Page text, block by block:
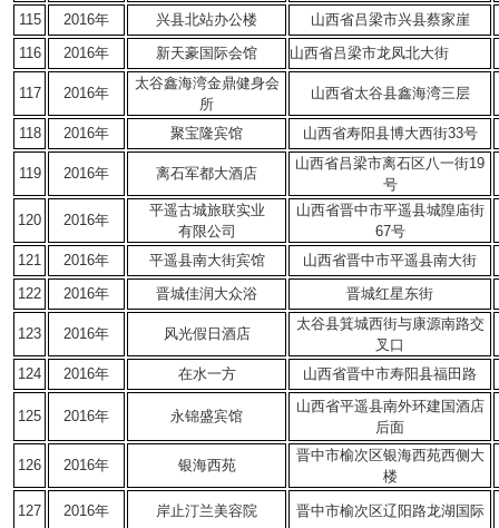
115
2016年 兴县北站办公楼
山西省吕梁市兴县蔡家崖
116
2016年 新天豪国际会馆 山西省吕梁市龙凤北大街
117 2016年
太谷鑫海湾金鼎健身会
所
山西省太谷县鑫海湾三层
118 2016年 聚宝隆宾馆 山西省寿阳县博大西街33号
119 2016年 离石军都大酒店
山西省吕梁市离石区八一街19
号
120 2016年
平遥古城旅联实业
有限公司
山西省晋中市平遥县城隍庙街
67号
121
2016年 平遥县南大街宾馆
山西省晋中市平遥县南大街
122
2016年 晋城佳润大众浴 晋城红星东街
123 2016年 风光假日酒店
太谷县箕城西街与康源南路交
叉口
124
2016年 在水一方 山西省晋中市寿阳县福田路
125 2016年 永锦盛宾馆
山西省平遥县南外环建国酒店
后面
126 2016年 银海西苑
晋中市榆次区银海西苑西侧大
楼
127 2016年 岸止汀兰美容院 晋中市榆次区辽阳路龙湖国际